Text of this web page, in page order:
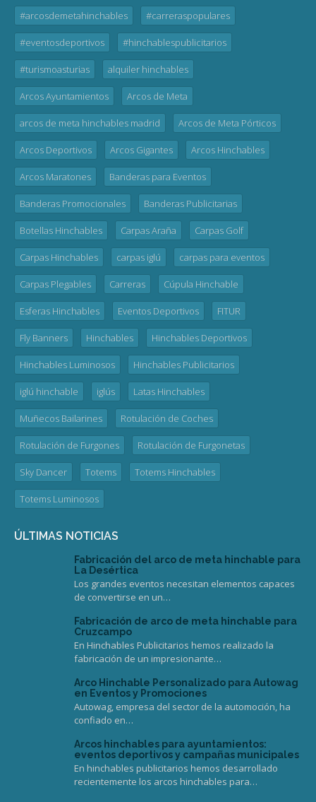
#arcosdemetahinchables #carreraspopulares
#eventosdeportivos #hinchablespublicitarios
#turismoasturias alquiler hinchables
Arcos Ayuntamientos Arcos de Meta
arcos de meta hinchables madrid Arcos de Meta Pórticos
Arcos Deportivos Arcos Gigantes Arcos Hinchables
Arcos Maratones Banderas para Eventos
Banderas Promocionales Banderas Publicitarias
Botellas Hinchables Carpas Araña Carpas Golf
Carpas Hinchables carpas iglú carpas para eventos
Carpas Plegables Carreras Cúpula Hinchable
Esferas Hinchables Eventos Deportivos FITUR
Fly Banners Hinchables Hinchables Deportivos
Hinchables Luminosos Hinchables Publicitarios
iglú hinchable iglús Latas Hinchables
Muñecos Bailarines Rotulación de Coches
Rotulación de Furgones Rotulación de Furgonetas
Sky Dancer Totems Totems Hinchables
Totems Luminosos
ÚLTIMAS NOTICIAS
Fabricación del arco de meta hinchable para
La Desértica
Los grandes eventos necesitan elementos capaces
de convertirse en un…
Fabricación de arco de meta hinchable para
Cruzcampo
En Hinchables Publicitarios hemos realizado la
fabricación de un impresionante…
Arco Hinchable Personalizado para Autowag
en Eventos y Promociones
Autowag, empresa del sector de la automoción, ha
confiado en…
Arcos hinchables para ayuntamientos:
eventos deportivos y campañas municipales
En hinchables publicitarios hemos desarrollado
recientemente los arcos hinchables para…